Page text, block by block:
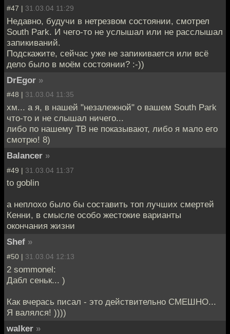
#47 | 31.03.04 11:29
Недавно, будучи в нетрезвом состоянии, смотрел
South Park. И чего-то не услышал или не расслышал
запикиваний.
Подскажите, сейчас уже не запикивается или всё
дело было в моём состоянии? :-))
DrEgor »
#48 | 31.03.04 11:35
хм... а я, в нашей "незалежной" о вашем South Park
что-то и не слышал ничего...
либо по нашему ТВ не показывают, либо я мало его
смотрю! 8)
Balancer »
#49 | 31.03.04 11:37
to goblin
а неплохо было бы составить топ лучших смертей
Кенни, в смысле особо жестокие варианты
окончания жизни
Shef »
#50 | 31.03.04 12:13
2 sommonel:
Дабл сеньк... )
Как вчерась писал - это действительно СМЕШНО...
Я валялся! ))))
walker »